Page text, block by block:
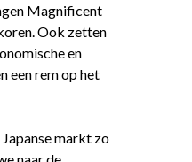
Magnificent
Ook zetten
en
een rem op het
markt zo
naar de